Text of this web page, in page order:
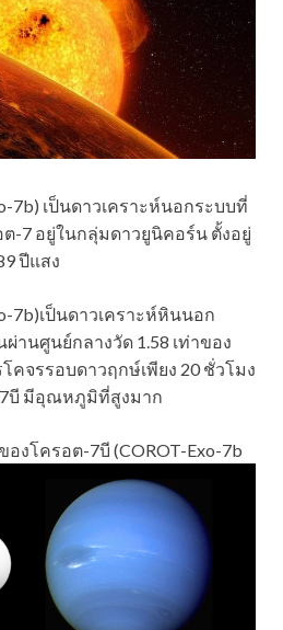
7b) เป็นดาวเคราะห์นอกระบบที่
-7 อยู่ในกลุ่มดาวยูนิคอร์น ตั้งอยู่
ปีแสง
7b)เป็นดาวเคราะห์หินนอก
านศูนย์กลางวัด 1.58 เท่าของ
คจรรอบดาวฤกษ์เพียง 20 ชั่วโมง
บี มีอุณหภูมิที่สูงมาก
งโครอต-7บี (COROT-Exo-7b